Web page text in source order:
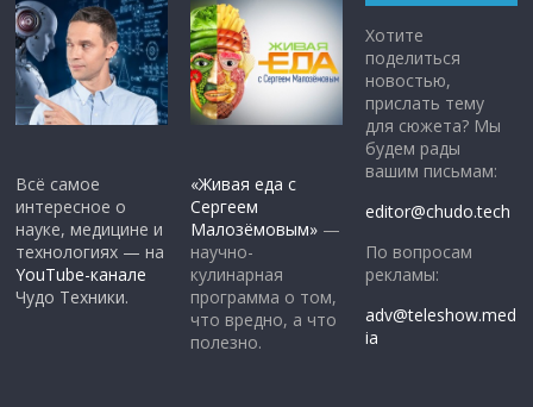
Всё самое
интересное о
науке, медицине и
технологиях — на
YouTube-канале
Чудо Техники.
«Живая еда с
Сергеем
Малозёмовым» —
научно-
кулинарная
программа о том,
что вредно, а что
полезно.
Хотите
поделиться
новостью,
прислать тему
для сюжета? Мы
будем рады
вашим письмам:
editor@chudo.tech
По вопросам
рекламы:
adv@teleshow.med
ia